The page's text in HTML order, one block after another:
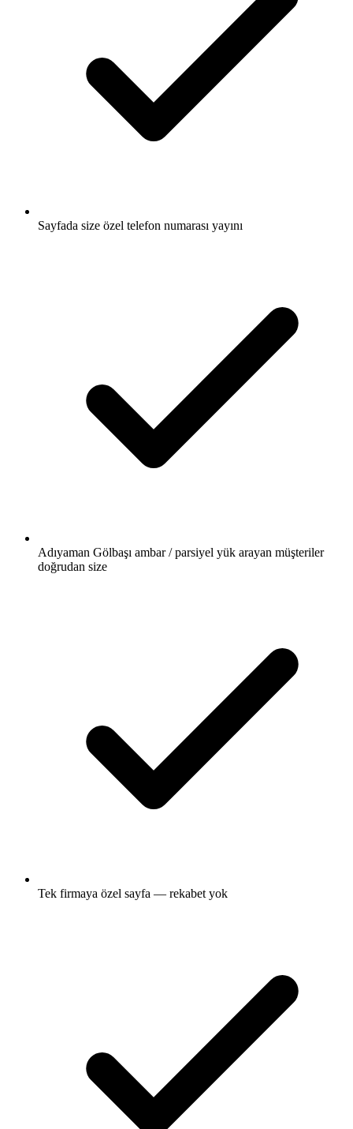
Sayfada size özel telefon numarası yayını
Adıyaman Gölbaşı ambar / parsiyel yük arayan müşteriler
doğrudan size
Tek firmaya özel sayfa — rekabet yok